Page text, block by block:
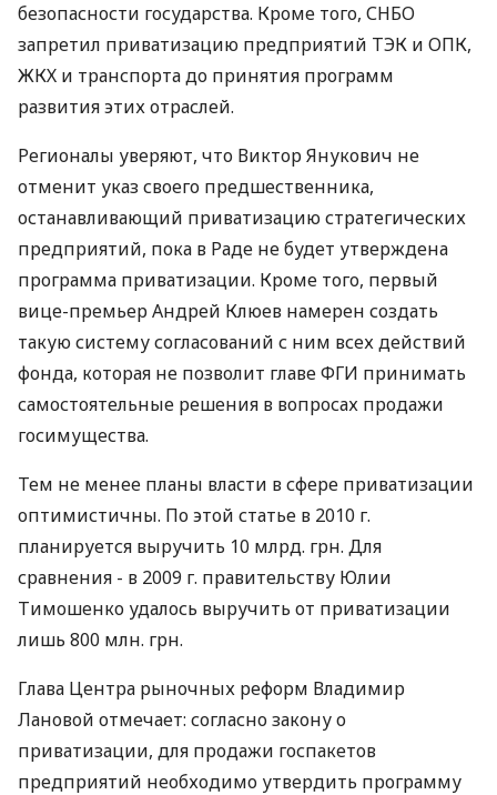
безопасности государства. Кроме того, СНБО
запретил приватизацию предприятий ТЭК и ОПК,
ЖКХ и транспорта до принятия программ
развития этих отраслей.
Регионалы уверяют, что Виктор Янукович не
отменит указ своего предшественника,
останавливающий приватизацию стратегических
предприятий, пока в Раде не будет утверждена
программа приватизации. Кроме того, первый
вице-премьер Андрей Клюев намерен создать
такую систему согласований с ним всех действий
фонда, которая не позволит главе ФГИ принимать
самостоятельные решения в вопросах продажи
госимущества.
Тем не менее планы власти в сфере приватизации
оптимистичны. По этой статье в 2010 г.
планируется выручить 10 млрд. грн. Для
сравнения - в 2009 г. правительству Юлии
Тимошенко удалось выручить от приватизации
лишь 800 млн. грн.
Глава Центра рыночных реформ Владимир
Лановой отмечает: согласно закону о
приватизации, для продажи госпакетов
предприятий необходимо утвердить программу